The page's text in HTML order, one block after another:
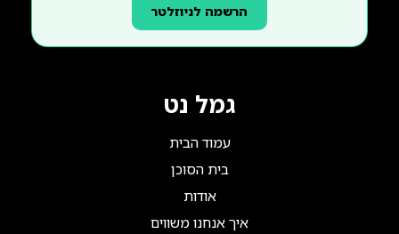
הרשמה לניוזלטר
גמל נט
עמוד הבית
בית הסוכן
אודות
איך אנחנו משווים